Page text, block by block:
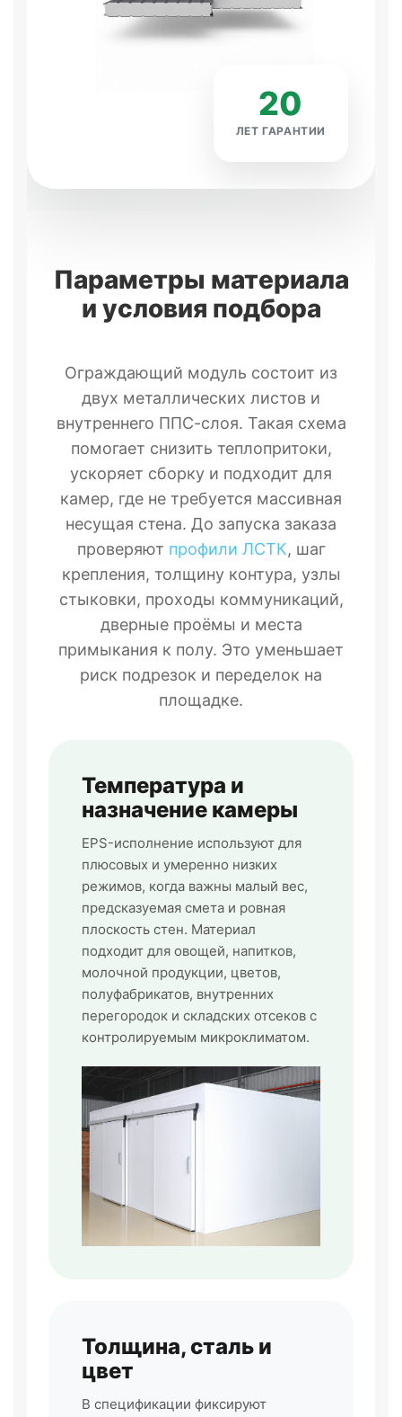
20
ЛЕТ ГАРАНТИИ
Параметры материала
и условия подбора
Ограждающий модуль состоит из
двух металлических листов и
внутреннего ППС-слоя. Такая схема
помогает снизить теплопритоки,
ускоряет сборку и подходит для
камер, где не требуется массивная
несущая стена. До запуска заказа
проверяют профили ЛСТК, шаг
крепления, толщину контура, узлы
стыковки, проходы коммуникаций,
дверные проёмы и места
примыкания к полу. Это уменьшает
риск подрезок и переделок на
площадке.
Температура и
назначение камеры
EPS-исполнение используют для
плюсовых и умеренно низких
режимов, когда важны малый вес,
предсказуемая смета и ровная
плоскость стен. Материал
подходит для овощей, напитков,
молочной продукции, цветов,
полуфабрикатов, внутренних
перегородок и складских отсеков с
контролируемым микроклиматом.
Толщина, сталь и
цвет
В спецификации фиксируют